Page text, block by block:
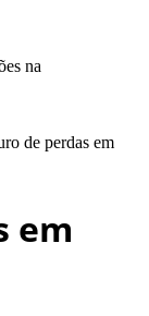
na
de perdas em
em